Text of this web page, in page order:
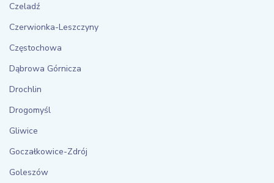
Czeladź
Czerwionka-Leszczyny
Częstochowa
Dąbrowa Górnicza
Drochlin
Drogomyśl
Gliwice
Goczałkowice-Zdrój
Goleszów